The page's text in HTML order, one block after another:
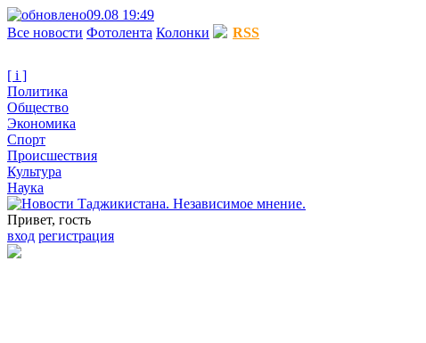
09.08 19:49
Все новости Фотолента Колонки RSS
[ i ]
Политика
Общество
Экономика
Спорт
Происшествия
Культура
Наука
Привет, гость
вход регистрация